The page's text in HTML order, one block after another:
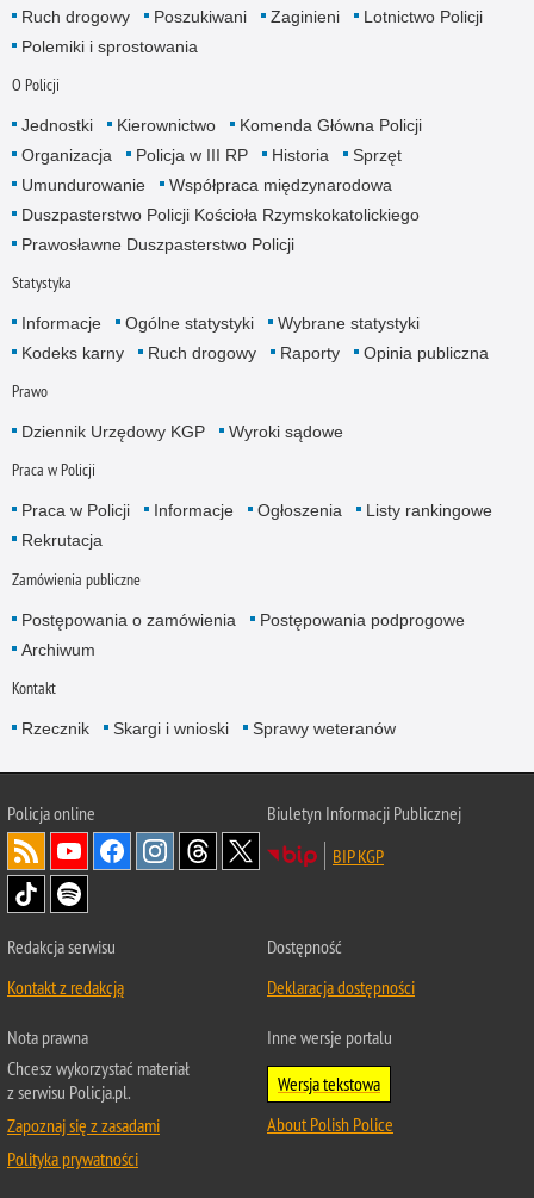
Ruch drogowy
Poszukiwani Zaginieni
Lotnictwo Policji
Polemiki i sprostowania
O Policji
Jednostki Kierownictwo
Komenda Główna Policji
Organizacja
Policja w III RP Historia
Sprzęt
Umundurowanie
Współpraca międzynarodowa
Duszpasterstwo Policji Kościoła Rzymskokatolickiego
Prawosławne Duszpasterstwo Policji
Statystyka
Informacje Ogólne statystyki
Wybrane statystyki
Kodeks karny
Ruch drogowy Raporty Opinia publiczna
Prawo
Dziennik Urzędowy KGP Wyroki sądowe
Praca w Policji
Praca w Policji Informacje Ogłoszenia
Listy rankingowe
Rekrutacja
Zamówienia publiczne
Postępowania o zamówienia
Postępowania podprogowe
Archiwum
Kontakt
Rzecznik Skargi i wnioski Sprawy weteranów
Policjaonline
Biuletyn Informacji Publicznej
BIP KGP
Redakcja serwisu
Kontakt z redakcją
Dostępność
Deklaracja dostępności
Nota prawna
Chcesz wykorzystać materiał
z serwisu Policja.pl.
Zapoznaj się z zasadami
Polityka prywatności
Inne wersje portalu
Wersja tekstowa
About Polish Police